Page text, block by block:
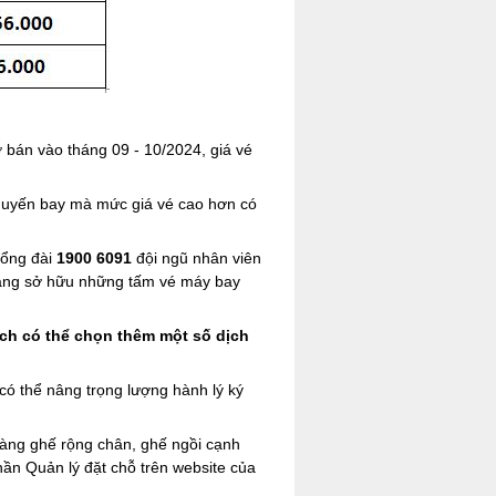
vào tháng 09 - 10/2024, giá vé
bay mà mức giá vé cao hơn có
đài 1900 6091 đội ngũ nhân viên
sở hữu những tấm vé máy bay
có thể chọn thêm một số dịch
thể nâng trọng lượng hành lý ký
ghế rộng chân, ghế ngồi cạnh
Quản lý đặt chỗ trên website của